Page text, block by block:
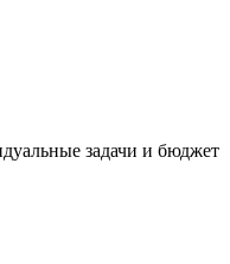
задачи и бюджет